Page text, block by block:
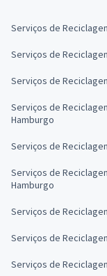
Serviços de
Serviços de
Serviços de
Serviços de
Hamburgo
Serviços de
Serviços de
Hamburgo
Serviços de
Serviços de
Serviços de